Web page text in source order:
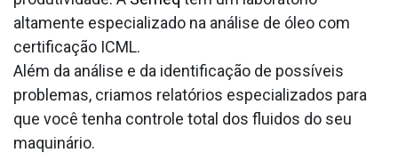
altamente especializado na análise de óleo com
certificação ICML.
Além da análise e da identificação de possíveis
problemas, criamos relatórios especializados para
que você tenha controle total dos fluidos do seu
maquinário.